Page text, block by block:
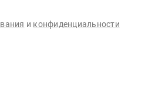
и конфиденциальности